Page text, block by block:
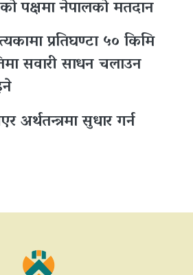
पक्षमा नेपालको मतदान
प्रतिघण्टा ५० किमि
सवारी साधन चलाउन
अर्थतन्त्रमा सुधार गर्न